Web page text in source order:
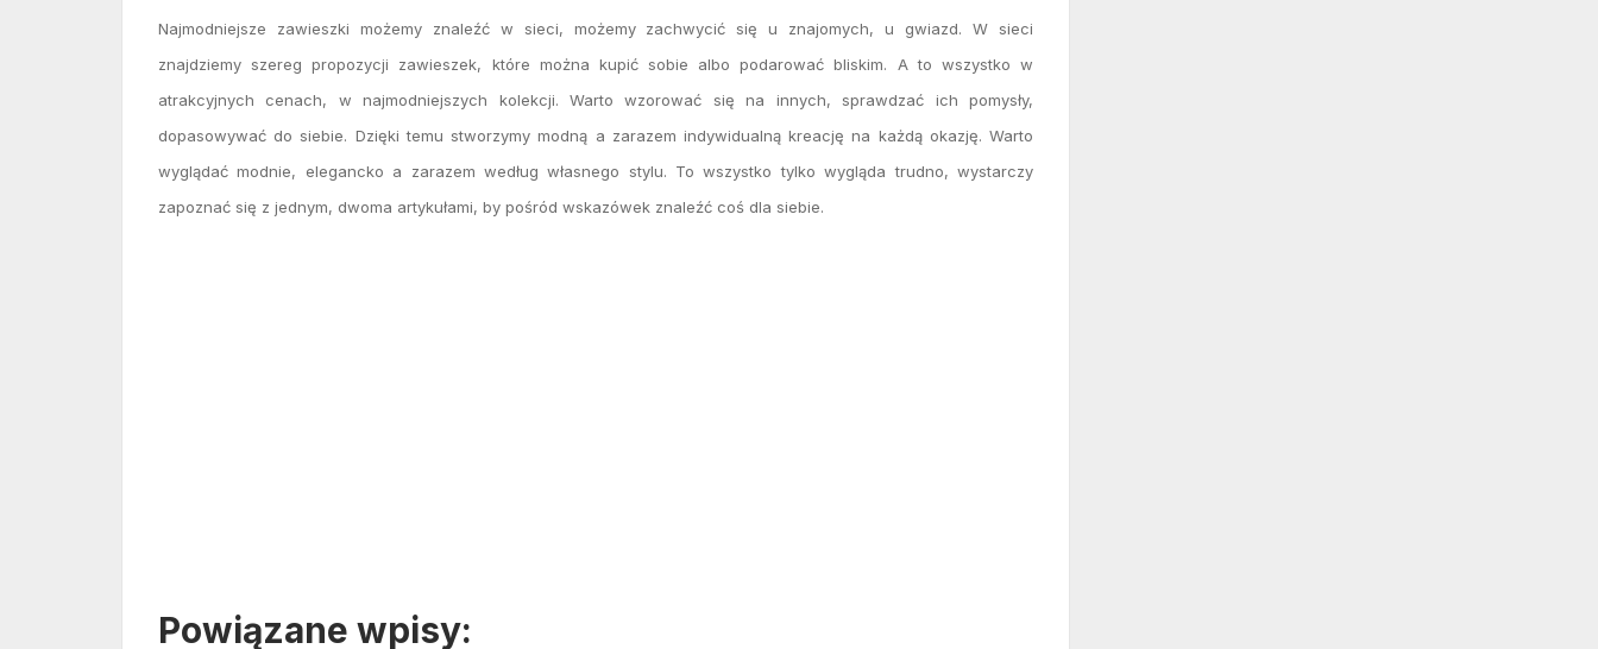
Najmodniejsze zawieszki możemy znaleźć w sieci, możemy zachwycić się u znajomych, u gwiazd. W sieci
znajdziemy szereg propozycji zawieszek, które można kupić sobie albo podarować bliskim. A to wszystko w
atrakcyjnych cenach, w najmodniejszych kolekcji. Warto wzorować się na innych, sprawdzać ich pomysły,
dopasowywać do siebie. Dzięki temu stworzymy modną a zarazem indywidualną kreację na każdą okazję. Warto
wyglądać modnie, elegancko a zarazem według własnego stylu. To wszystko tylko wygląda trudno, wystarczy
zapoznać się z jednym, dwoma artykułami, by pośród wskazówek znaleźć coś dla siebie.
Powiązane wpisy: